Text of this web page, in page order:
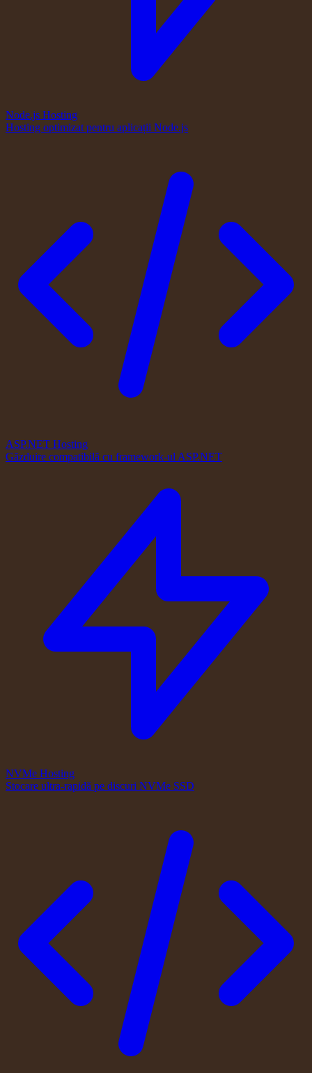
Node.js Hosting
Hosting optimizat pentru aplicații Node.js
ASP.NET Hosting
Găzduire compatibilă cu framework-ul ASP.NET
NVMe Hosting
Stocare ultra-rapidă pe discuri NVMe SSD